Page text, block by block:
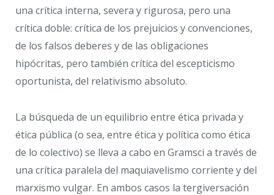
una crítica interna, severa y rigurosa, pero una
crítica doble: crítica de los prejuicios y convenciones,
de los falsos deberes y de las obligaciones
hipócritas, pero también crítica del escepticismo
oportunista, del relativismo absoluto.
La búsqueda de un equilibrio entre ética privada y
ética pública (o sea, entre ética y política como ética
de lo colectivo) se lleva a cabo en Gramsci a través de
una crítica paralela del maquiavelismo corriente y del
marxismo vulgar. En ambos casos la tergiversación